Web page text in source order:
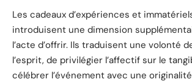
Les cadeaux d’expériences et
introduisent une dimension
l’acte d’offrir. Ils traduisent une volonté
l’esprit, de privilégier l’affectif sur le
célébrer l’événement avec une